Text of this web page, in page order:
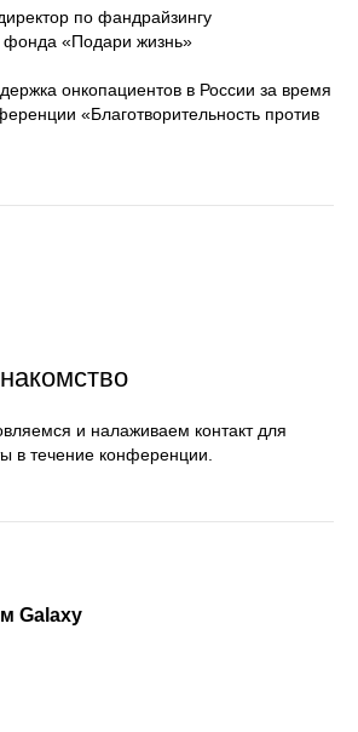
по фандрайзингу
фонда «Подари жизнь»
онкопациентов в России за время
«Благотворительность против
и налаживаем контакт для
в течение конференции.
Galaxy